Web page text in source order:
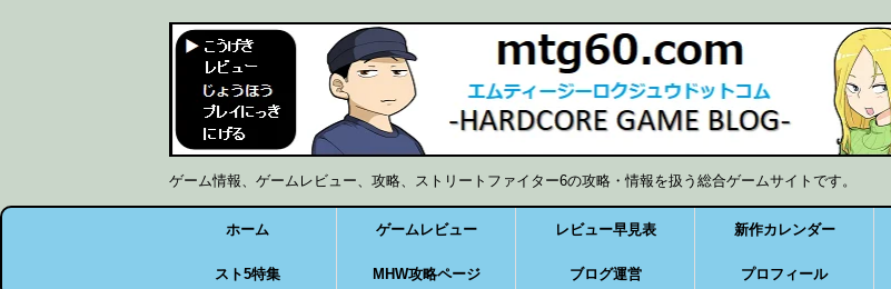
ゲーム情報、ゲームレビュー、攻略、ストリートファイター6の攻略・情報を扱う総合ゲームサイトです。
ホーム ゲームレビュー レビュー早見表 新作カレンダー
スト5特集 MHW攻略ページ ブログ運営 プロフィール